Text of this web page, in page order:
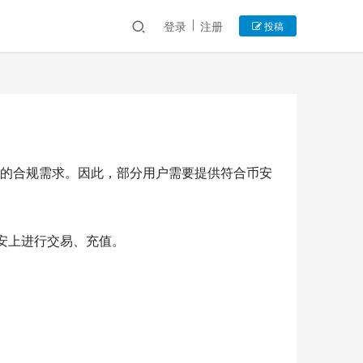
登录 注册 投稿
合规需求。因此，部分用户需要提供符合币安
进行交易、充值。